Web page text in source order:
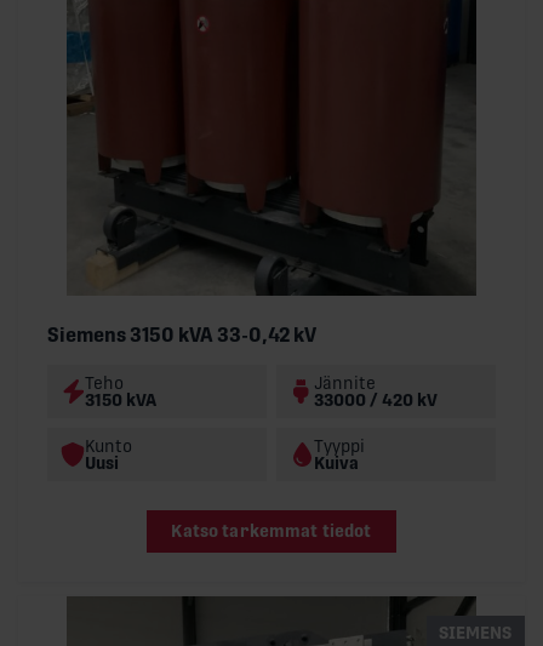
Siemens 3150 kVA 33-0,42 kV
Teho
3150 kVA
Jännite
33000 / 420 kV
Kunto
Uusi
Tyyppi
Kuiva
Katso tarkemmat tiedot
SIEMENS